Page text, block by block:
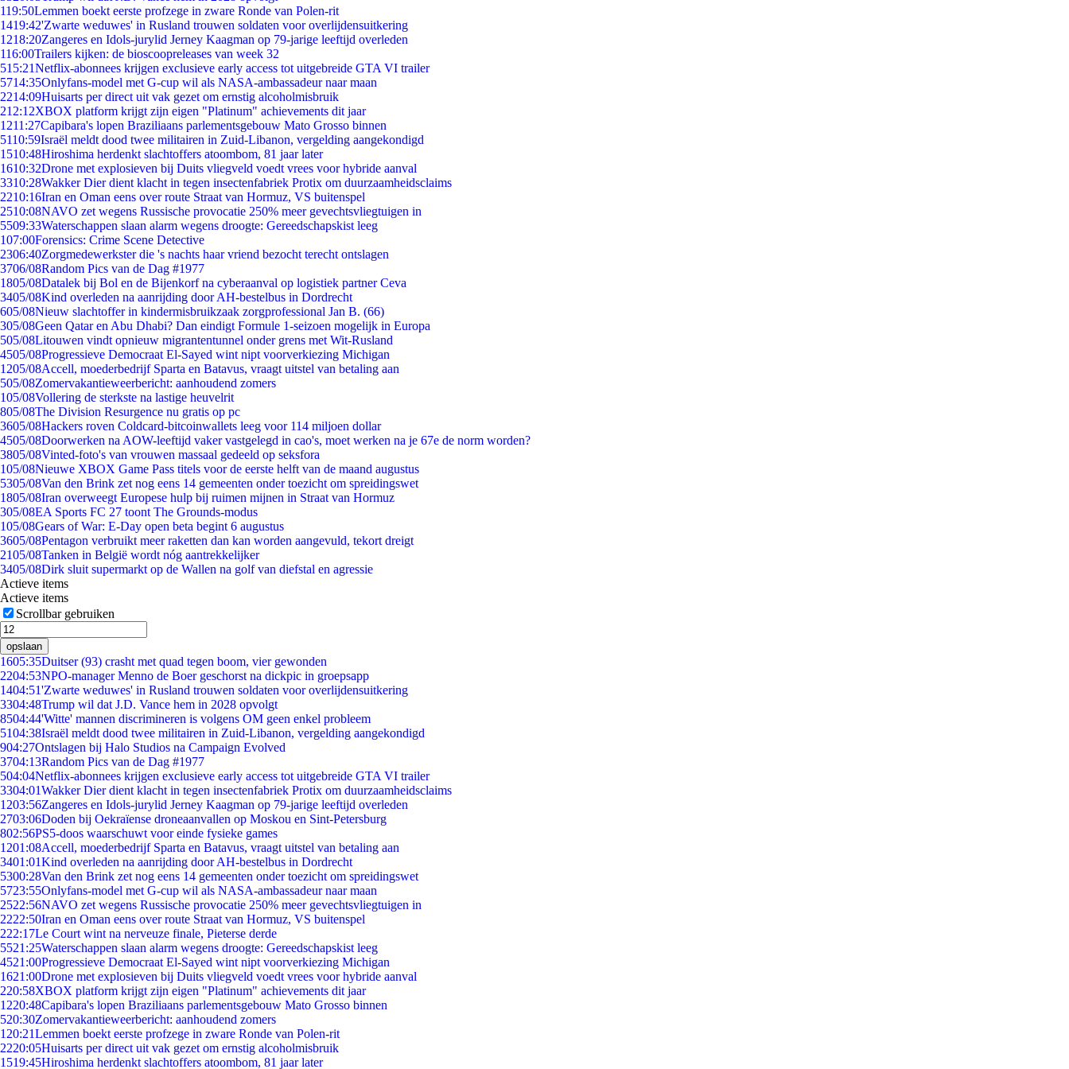
119:50Lemmen boekt eerste profzege in zware Ronde van Polen-rit
1419:42'Zwarte weduwes' in Rusland trouwen soldaten voor overlijdensuitkering
1218:20Zangeres en Idols-jurylid Jerney Kaagman op 79-jarige leeftijd overleden
116:00Trailers kijken: de bioscoopreleases van week 32
515:21Netflix-abonnees krijgen exclusieve early access tot uitgebreide GTA VI trailer
5714:35Onlyfans-model met G-cup wil als NASA-ambassadeur naar maan
2214:09Huisarts per direct uit vak gezet om ernstig alcoholmisbruik
212:12XBOX platform krijgt zijn eigen "Platinum" achievements dit jaar
1211:27Capibara's lopen Braziliaans parlementsgebouw Mato Grosso binnen
5110:59Israël meldt dood twee militairen in Zuid-Libanon, vergelding aangekondigd
1510:48Hiroshima herdenkt slachtoffers atoombom, 81 jaar later
1610:32Drone met explosieven bij Duits vliegveld voedt vrees voor hybride aanval
3310:28Wakker Dier dient klacht in tegen insectenfabriek Protix om duurzaamheidsclaims
2210:16Iran en Oman eens over route Straat van Hormuz, VS buitenspel
2510:08NAVO zet wegens Russische provocatie 250% meer gevechtsvliegtuigen in
5509:33Waterschappen slaan alarm wegens droogte: Gereedschapskist leeg
107:00Forensics: Crime Scene Detective
2306:40Zorgmedewerkster die 's nachts haar vriend bezocht terecht ontslagen
3706/08Random Pics van de Dag #1977
1805/08Datalek bij Bol en de Bijenkorf na cyberaanval op logistiek partner Ceva
3405/08Kind overleden na aanrijding door AH-bestelbus in Dordrecht
605/08Nieuw slachtoffer in kindermisbruikzaak zorgprofessional Jan B. (66)
305/08Geen Qatar en Abu Dhabi? Dan eindigt Formule 1-seizoen mogelijk in Europa
505/08Litouwen vindt opnieuw migrantentunnel onder grens met Wit-Rusland
4505/08Progressieve Democraat El-Sayed wint nipt voorverkiezing Michigan
1205/08Accell, moederbedrijf Sparta en Batavus, vraagt uitstel van betaling aan
505/08Zomervakantieweerbericht: aanhoudend zomers
105/08Vollering de sterkste na lastige heuvelrit
805/08The Division Resurgence nu gratis op pc
3605/08Hackers roven Coldcard-bitcoinwallets leeg voor 114 miljoen dollar
4505/08Doorwerken na AOW-leeftijd vaker vastgelegd in cao's, moet werken na je 67e de norm worden?
3805/08Vinted-foto's van vrouwen massaal gedeeld op seksfora
105/08Nieuwe XBOX Game Pass titels voor de eerste helft van de maand augustus
5305/08Van den Brink zet nog eens 14 gemeenten onder toezicht om spreidingswet
1805/08Iran overweegt Europese hulp bij ruimen mijnen in Straat van Hormuz
305/08EA Sports FC 27 toont The Grounds-modus
105/08Gears of War: E-Day open beta begint 6 augustus
3605/08Pentagon verbruikt meer raketten dan kan worden aangevuld, tekort dreigt
2105/08Tanken in België wordt nóg aantrekkelijker
3405/08Dirk sluit supermarkt op de Wallen na golf van diefstal en agressie
Actieve items
Actieve items
Scrollbar gebruiken
opslaan
1605:35Duitser (93) crasht met quad tegen boom, vier gewonden
2204:53NPO-manager Menno de Boer geschorst na dickpic in groepsapp
1404:51'Zwarte weduwes' in Rusland trouwen soldaten voor overlijdensuitkering
3304:48Trump wil dat J.D. Vance hem in 2028 opvolgt
8504:44'Witte' mannen discrimineren is volgens OM geen enkel probleem
5104:38Israël meldt dood twee militairen in Zuid-Libanon, vergelding aangekondigd
904:27Ontslagen bij Halo Studios na Campaign Evolved
3704:13Random Pics van de Dag #1977
504:04Netflix-abonnees krijgen exclusieve early access tot uitgebreide GTA VI trailer
3304:01Wakker Dier dient klacht in tegen insectenfabriek Protix om duurzaamheidsclaims
1203:56Zangeres en Idols-jurylid Jerney Kaagman op 79-jarige leeftijd overleden
2703:06Doden bij Oekraïense droneaanvallen op Moskou en Sint-Petersburg
802:56PS5-doos waarschuwt voor einde fysieke games
1201:08Accell, moederbedrijf Sparta en Batavus, vraagt uitstel van betaling aan
3401:01Kind overleden na aanrijding door AH-bestelbus in Dordrecht
5300:28Van den Brink zet nog eens 14 gemeenten onder toezicht om spreidingswet
5723:55Onlyfans-model met G-cup wil als NASA-ambassadeur naar maan
2522:56NAVO zet wegens Russische provocatie 250% meer gevechtsvliegtuigen in
2222:50Iran en Oman eens over route Straat van Hormuz, VS buitenspel
222:17Le Court wint na nerveuze finale, Pieterse derde
5521:25Waterschappen slaan alarm wegens droogte: Gereedschapskist leeg
4521:00Progressieve Democraat El-Sayed wint nipt voorverkiezing Michigan
1621:00Drone met explosieven bij Duits vliegveld voedt vrees voor hybride aanval
220:58XBOX platform krijgt zijn eigen "Platinum" achievements dit jaar
1220:48Capibara's lopen Braziliaans parlementsgebouw Mato Grosso binnen
520:30Zomervakantieweerbericht: aanhoudend zomers
1 20:21Lemmen boekt eerste profzege in zware Ronde van Polen-rit
2220:05Huisarts per direct uit vak gezet om ernstig alcoholmisbruik
1519:45Hiroshima herdenkt slachtoffers atoombom, 81 jaar later